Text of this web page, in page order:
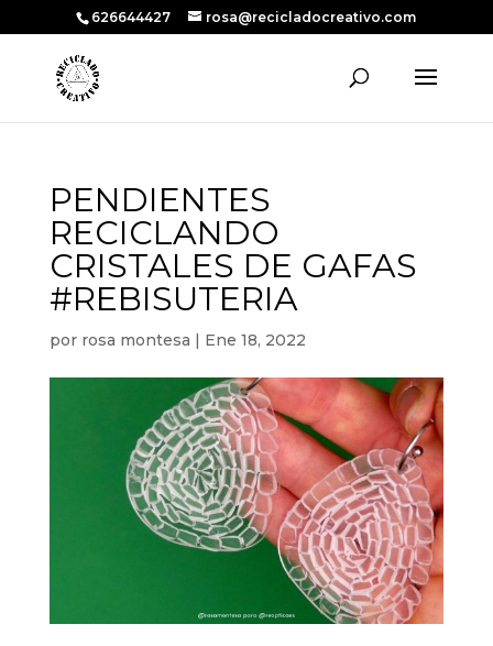
626644427 rosa@recicladocreativo.com
PENDIENTES
RECICLANDO
CRISTALES DE GAFAS
#REBISUTERIA
por rosa montesa | Ene 18, 2022